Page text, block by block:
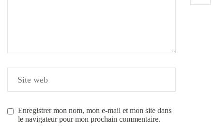
Enregistrer mon nom, mon e-mail et mon site dans
le navigateur pour mon prochain commentaire.